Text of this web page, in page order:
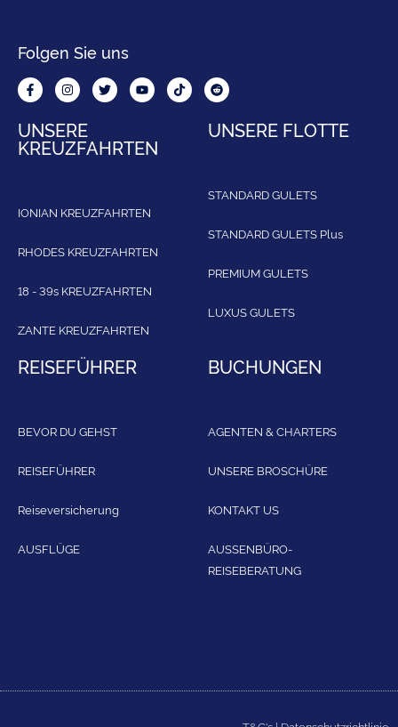
Folgen Sie uns
UNSERE
KREUZFAHRTEN
IONIAN KREUZFAHRTEN
RHODES KREUZFAHRTEN
18 - 39s KREUZFAHRTEN
ZANTE KREUZFAHRTEN
UNSERE FLOTTE
STANDARD GULETS
STANDARD GULETS Plus
PREMIUM GULETS
LUXUS GULETS
REISEFÜHRER
BEVOR DU GEHST
REISEFÜHRER
Reiseversicherung
AUSFLÜGE
BUCHUNGEN
AGENTEN & CHARTERS
UNSERE BROSCHÜRE
KONTAKT US
AUSSENBÜRO-
REISEBERATUNG